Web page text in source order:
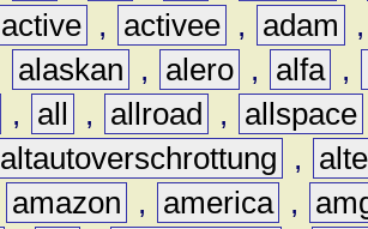
active , activee , adam
alaskan , alero , alfa ,
, all , allroad , allspace
altautoverschrottung ,
amazon , america ,